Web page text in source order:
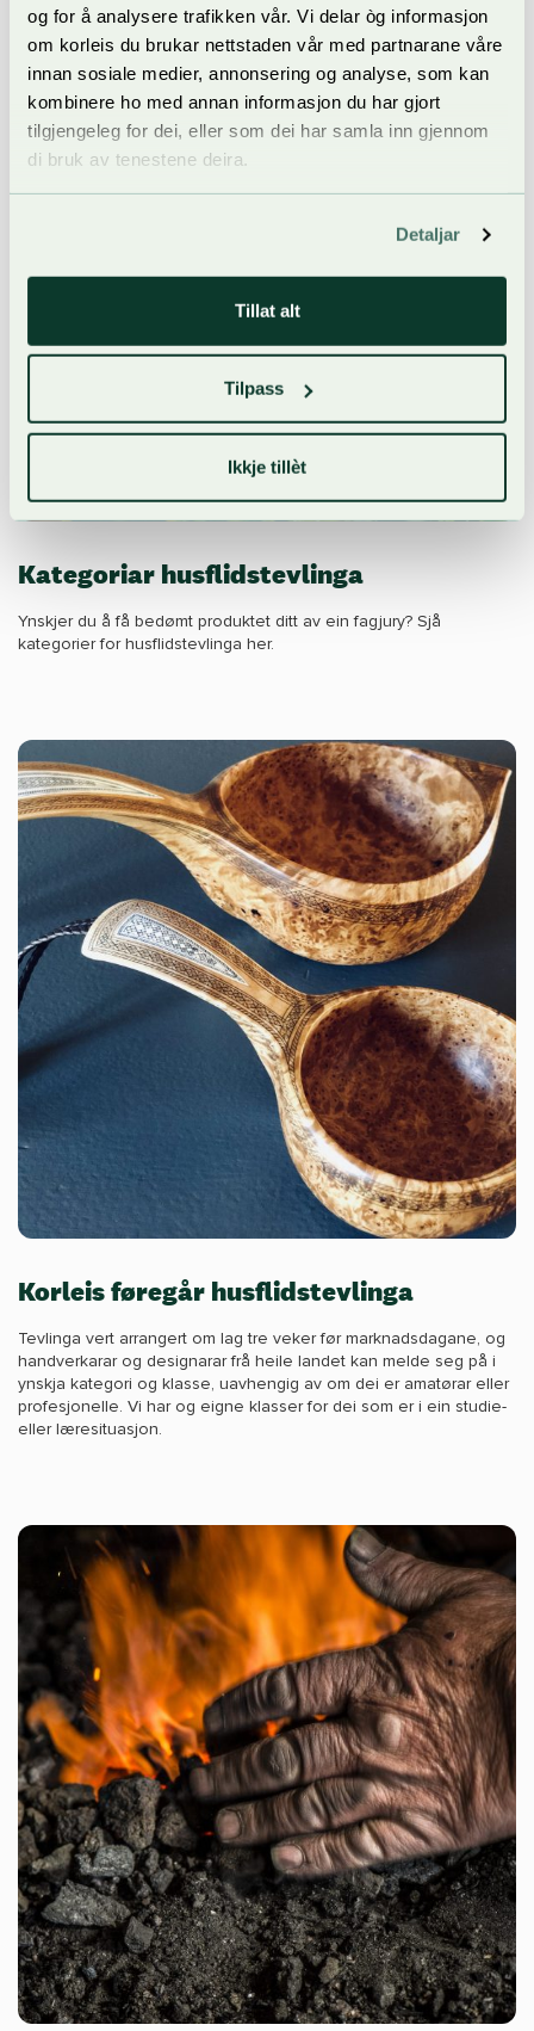
og for å analysere trafikken vår. Vi delar òg informasjon
om korleis du brukar nettstaden vår med partnarane våre
innan sosiale medier, annonsering og analyse, som kan
kombinere ho med annan informasjon du har gjort
tilgjengeleg for dei, eller som dei har samla inn gjennom
di bruk av tenestene deira.
Detaljar
Tillat alt
Tilpass
Ikkje tillèt
Kategoriar husflidstevlinga
Ynskjer du å få bedømt produktet ditt av ein fagjury? Sjå
kategorier for husflidstevlinga her.
Korleis føregår husflidstevlinga
Tevlinga vert arrangert om lag tre veker før marknadsdagane, og
handverkarar og designarar frå heile landet kan melde seg på i
ynskja kategori og klasse, uavhengig av om dei er amatørar eller
profesjonelle. Vi har og eigne klasser for dei som er i ein studie-
eller læresituasjon.